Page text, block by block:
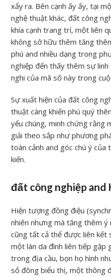
xẩy ra. Bên cạnh ấy ấy, tại
nghệ thuật khác, đất công
khía cạnh trang trí, một liên
không sở hữu thêm tăng
phú and nhiều dạng trong
nghiệp đến thấy thêm sự
nghi của mã số này trong
Sự xuất hiện của đất công
thuật càng khiến phú quý
yếu chúng, minh chứng rằng
giải theo sắp như phương
toàn cảnh and góc chú ý
kiến.
đất công nghiệp
Hiện tượng đồng điệu
nhiên nhưng mà tăng thêm ý
cũng tất cả thể được liên kết
một làn da đình liên tiếp gặp
trong địa cầu, bọn họ hình
số đông biểu thị, một thông